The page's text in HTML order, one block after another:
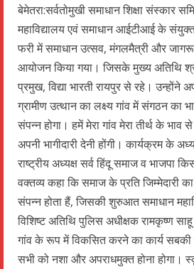
बेमेतरा:सर्वतोमुखी समाधान शिक्षा संस्कार
महाविद्यालय एवं समाधान आईटीआई के
फरी में समाधान उत्सव, मंगलमैत्री और
आयोजन किया गया। जिसके मुख्य अतिथि
प्रमुख, विद्या भारती रायपुर से रहे। उन्होंने
ग्रामीण उत्थान का लक्ष्य गांव में संगठन का
संपन्न होगा। हमें मेरा गांव मेरा तीर्थ के भाव
अपनी भागीदारी देनी होंगी। कार्यक्रम के
राष्ट्रीय अध्यक्ष सर्व हिंदू समाज व भाजपा
वक्तव्य कहा कि समाज के प्रति जिम्मेदारी
संपन्न होता हैं, जिसकी शुरुआत समाधान
विशिष्ट अतिथि पुलिस अधीक्षक रामकृष्ण
गांव के रूप में विकसित करने का कार्य सबकी
सभी को नशा और अपराधमुक्त होना होगा।